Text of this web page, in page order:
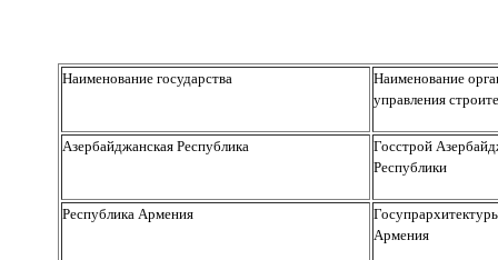
Наименование государства
Наименование
управления
Азербайджанская Республика
Госстрой
Республики
Республика Армения
Армения